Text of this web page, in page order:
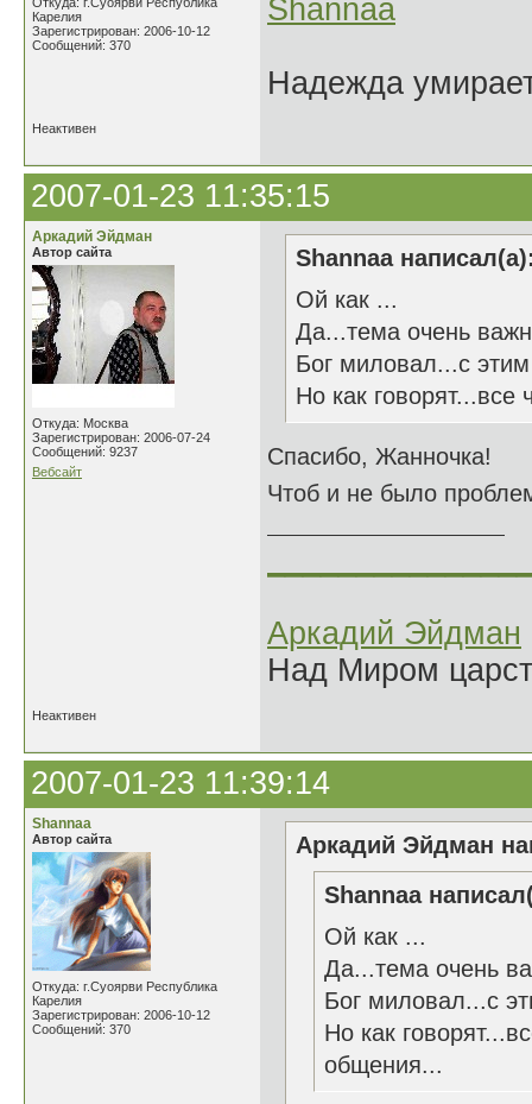
Карелия
Зарегистрирован: 2006-10-12
Сообщений: 370
Shannaa
Надежда
Неактивен
2007-01-23 11:35:15
Аркадий Эйдман
Автор сайта
Откуда: Москва
Зарегистрирован: 2006-07-24
Сообщений: 9237
Вебсайт
Shannaa
Ой как ...
Да...тема очень
Бог миловал...с
Но как
Спасибо, Жанночка!
Чтоб и не было
Аркадий Эйдман
Над Миром
Неактивен
2007-01-23 11:39:14
Shannaa
Автор сайта
Откуда: г.Суоярви Республика
Карелия
Зарегистрирован: 2006-10-12
Сообщений: 370
Аркадий Эйдман
Shannaa
Ой как ...
Да...тема очень
Бог миловал...с
Но как
общения...